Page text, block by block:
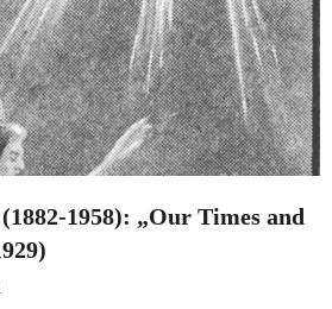
1958): „Our Times and